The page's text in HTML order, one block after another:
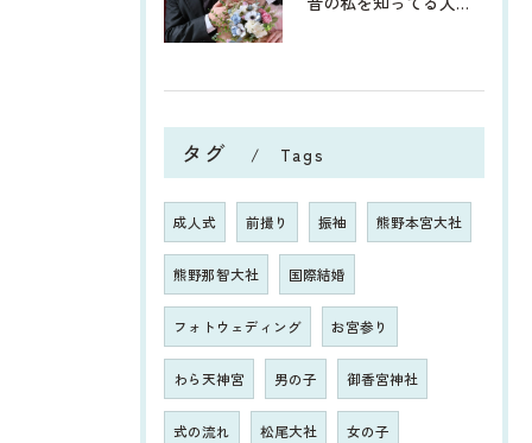
タグ Tags
成人式 前撮り 振袖 熊野本宮大社
熊野那智大社 国際結婚
フォトウェディング お宮参り
わら天神宮 男の子 御香宮神社
式の流れ 松尾大社 女の子